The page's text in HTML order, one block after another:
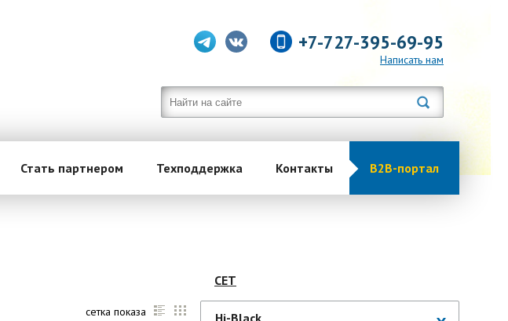
+7-727-395-69-95
Написать нам
Стать партнером Техподдержка Контакты B2B-портал
сетка показа
CET
Hi-Black